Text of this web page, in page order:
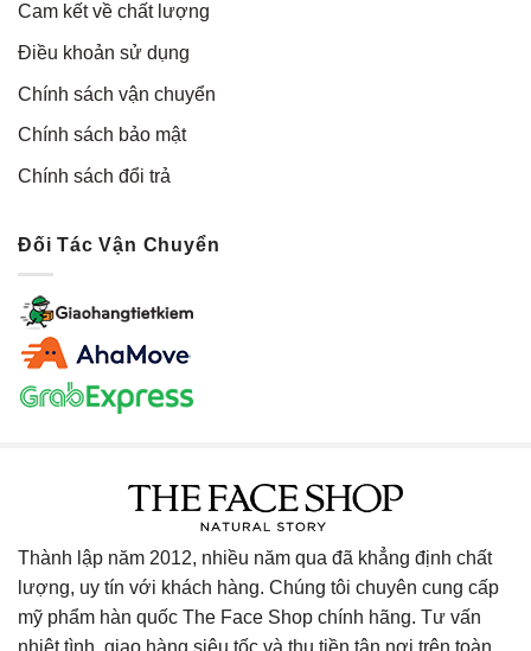
Cam kết về chất lượng
Điều khoản sử dụng
Chính sách vận chuyển
Chính sách bảo mật
Chính sách đổi trả
Đối Tác Vận Chuyển
Thành lập năm 2012, nhiều năm qua đã khẳng định chất
lượng, uy tín với khách hàng. Chúng tôi chuyên cung cấp
mỹ phẩm hàn quốc The Face Shop chính hãng. Tư vấn
nhiệt tình, giao hàng siêu tốc và thu tiền tận nơi trên toàn